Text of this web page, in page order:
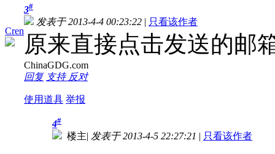
Cren
3#
发表于 2013-4-4 00:23:22 | 只看该作者
原来直接点击发送的邮
ChinaGDG.com
回复 支持 反对
使用道具 举报
4#
楼主| 发表于 2013-4-5 22:27:21 | 只看该作者